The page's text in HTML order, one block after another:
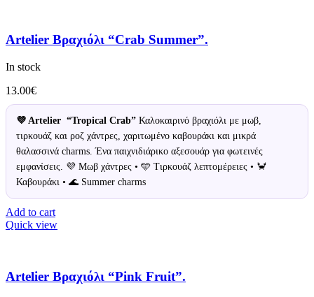
Artelier Βραχιόλι “Crab Summer”.
In stock
13.00€
💜 Artelier “Tropical Crab” Καλοκαιρινό βραχιόλι με μωβ,
τιρκουάζ και ροζ χάντρες, χαριτωμένο καβουράκι και μικρά
θαλασσινά charms. Ένα παιχνιδιάρικο αξεσουάρ για φωτεινές
εμφανίσεις. 💜 Μωβ χάντρες • 🩵 Τιρκουάζ λεπτομέρειες • 🦀
Καβουράκι • 🌊 Summer charms
Add to cart
Quick view
Artelier Βραχιόλι “Pink Fruit”.